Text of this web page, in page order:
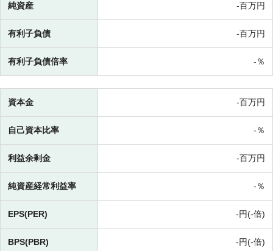
純資産 -百万円
有利子負債 -百万円
有利子負債倍率 -％
資本金 -百万円
自己資本比率 -％
利益余剰金 -百万円
純資産経常利益率 -％
EPS(PER) -円(-倍)
BPS(PBR) -円(-倍)